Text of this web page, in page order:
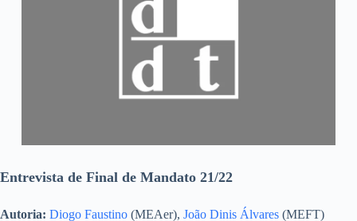
Entrevista de Final de Mandato 21/22
Autoria: Diogo Faustino (MEAer), João Dinis Álvares (MEFT)